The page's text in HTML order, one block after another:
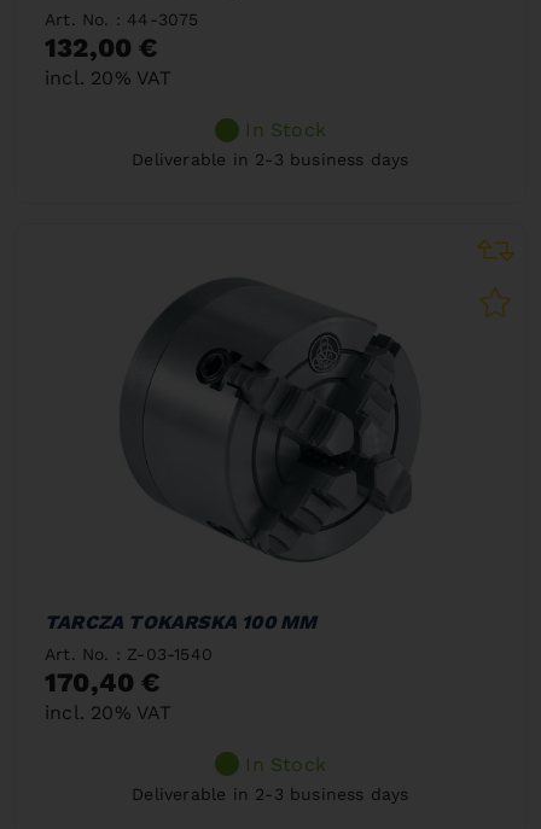
Art. No. : 44-3075
132,00 €
incl. 20% VAT
In Stock
Deliverable in 2-3 business days
TARCZA TOKARSKA 100 MM
Art. No. : Z-03-1540
170,40 €
incl. 20% VAT
In Stock
Deliverable in 2-3 business days